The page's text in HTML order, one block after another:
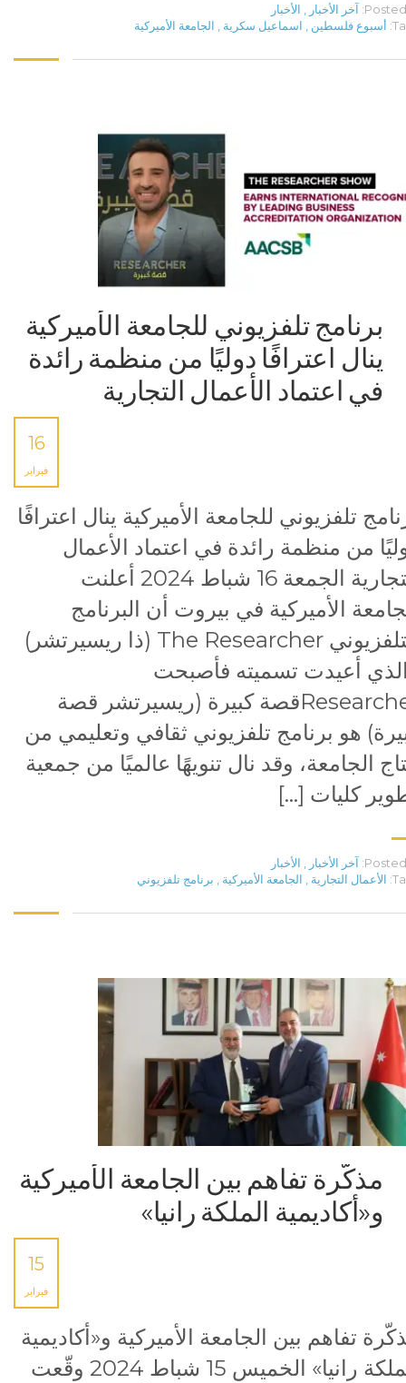
Posted آخر الأخبار
الأخبار
أسبوع فلسطين اسماعيل سكرية الجامعة الأميركية
برنامج تلفزيوني للجامعة الأميركية
ينال اعترافًا دوليًا من منظمة رائدة
في اعتماد الأعمال التجارية
16
فبراير
تلفزيوني للجامعة الأميركية ينال اعترافًا
من منظمة رائدة في اعتماد الأعمال
التجارية الجمعة 16 شباط 2024 أعلنت
الأميركية في بيروت أن البرنامج
التلفزيوني The Researcher (ذا ريسيرتشر)
أعيدت تسميته فأصبحت
Researcherقصة كبيرة (ريسيرتشر قصة
هو برنامج تلفزيوني ثقافي وتعليمي من
الجامعة، وقد نال تنويهًا عالميًا من جمعية
كليات […]
Posted آخر الأخبار
الأخبار
الأعمال التجارية الجامعة الأميركية برنامج تلفزيوني
مذكّرة تفاهم بين الجامعة الأميركية
و«أكاديمية الملكة رانيا»
15
فبراير
تفاهم بين الجامعة الأميركية و«أكاديمية
الملكة رانيا» الخميس 15 شباط 2024 وقّعت